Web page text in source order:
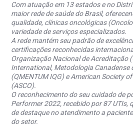
Com atuação em 13 estados e no
maior rede de saúde do Brasil,
qualidade, clínicas oncológicas
variedade de serviços especializados.
A rede mantém seu padrão de
certificações reconhecidas
Organização Nacional de Acreditação
International, Metodologia Canadense
(QMENTUM IQG) e American Society
(ASCO).
O reconhecimento do seu cuidado de
Performer 2022, recebido por 87 UTIs,
de destaque no atendimento a
do setor.